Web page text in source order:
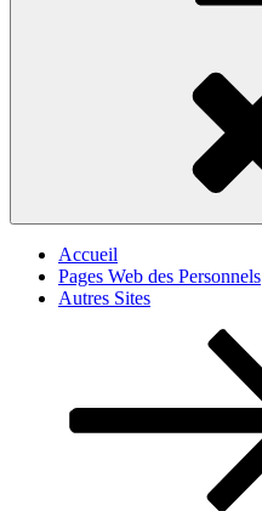
Accueil
Pages Web des Personnels
Autres Sites